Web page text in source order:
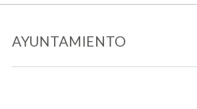
AYUNTAMIENTO